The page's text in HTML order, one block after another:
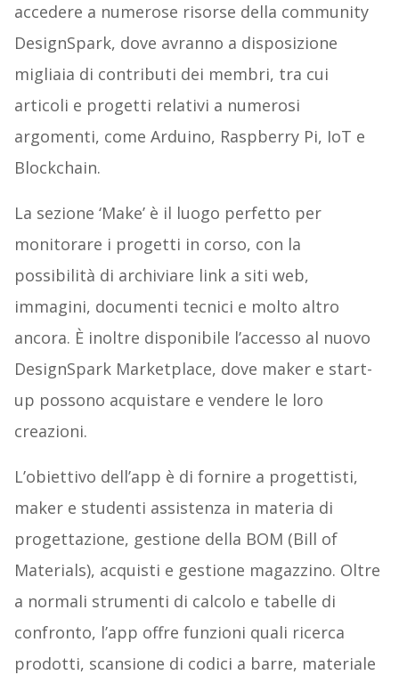
accedere a numerose risorse della community
DesignSpark, dove avranno a disposizione
migliaia di contributi dei membri, tra cui
articoli e progetti relativi a numerosi
argomenti, come Arduino, Raspberry Pi, IoT e
Blockchain.
La sezione ‘Make’ è il luogo perfetto per
monitorare i progetti in corso, con la
possibilità di archiviare link a siti web,
immagini, documenti tecnici e molto altro
ancora. È inoltre disponibile l’accesso al nuovo
DesignSpark Marketplace, dove maker e start-
up possono acquistare e vendere le loro
creazioni.
L’obiettivo dell’app è di fornire a progettisti,
maker e studenti assistenza in materia di
progettazione, gestione della BOM (Bill of
Materials), acquisti e gestione magazzino. Oltre
a normali strumenti di calcolo e tabelle di
confronto, l’app offre funzioni quali ricerca
prodotti, scansione di codici a barre, materiale